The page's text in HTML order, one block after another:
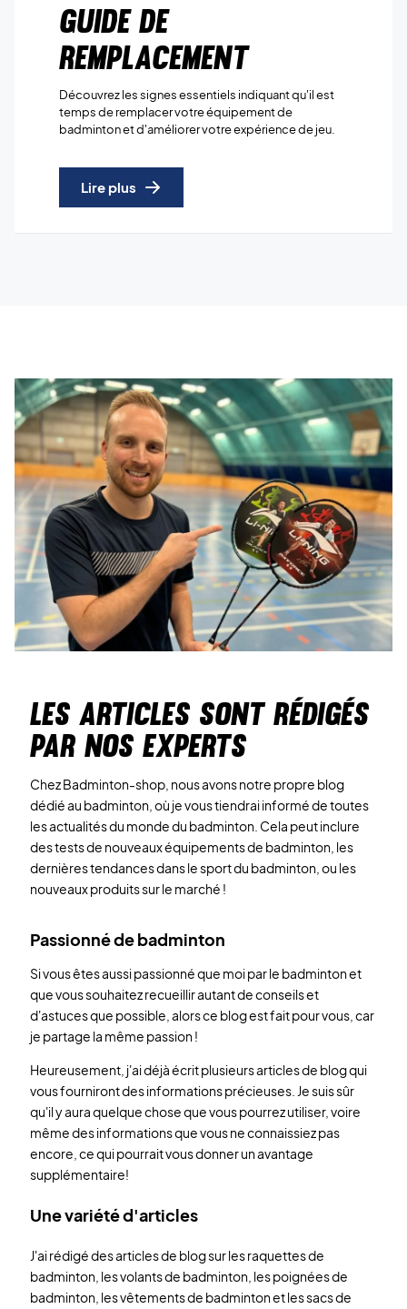
Guide de
remplacement
Découvrez les signes essentiels indiquant qu'il est
temps de remplacer votre équipement de
badminton et d'améliorer votre expérience de jeu.
Lire plus
LES ARTICLES SONT RÉDIGÉS
PAR NOS EXPERTS
Chez Badminton-shop, nous avons notre propre blog
dédié au badminton, où je vous tiendrai informé de toutes
les actualités du monde du badminton. Cela peut inclure
des tests de nouveaux équipements de badminton, les
dernières tendances dans le sport du badminton, ou les
nouveaux produits sur le marché !
Passionné de badminton
Si vous êtes aussi passionné que moi par le badminton et
que vous souhaitez recueillir autant de conseils et
d'astuces que possible, alors ce blog est fait pour vous, car
je partage la même passion !
Heureusement, j'ai déjà écrit plusieurs articles de blog qui
vous fourniront des informations précieuses. Je suis sûr
qu'il y aura quelque chose que vous pourrez utiliser, voire
même des informations que vous ne connaissiez pas
encore, ce qui pourrait vous donner un avantage
supplémentaire!
Une variété d'articles
J'ai rédigé des articles de blog sur les raquettes de
badminton, les volants de badminton, les poignées de
badminton, les vêtements de badminton et les sacs de